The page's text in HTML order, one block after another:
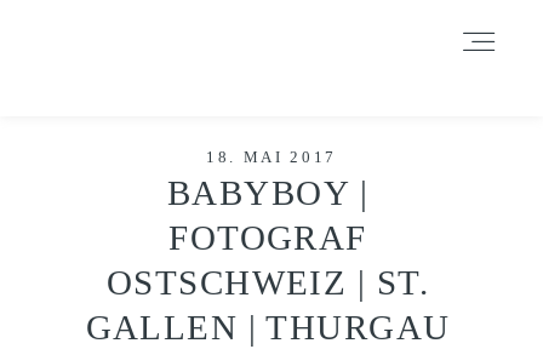
18. MAI 2017
BABYBOY |
FOTOGRAF
OSTSCHWEIZ | ST.
GALLEN | THURGAU
Benutzung von Cookies zu. Weitere Informationen hier
INFORMATIONEN
BLOG